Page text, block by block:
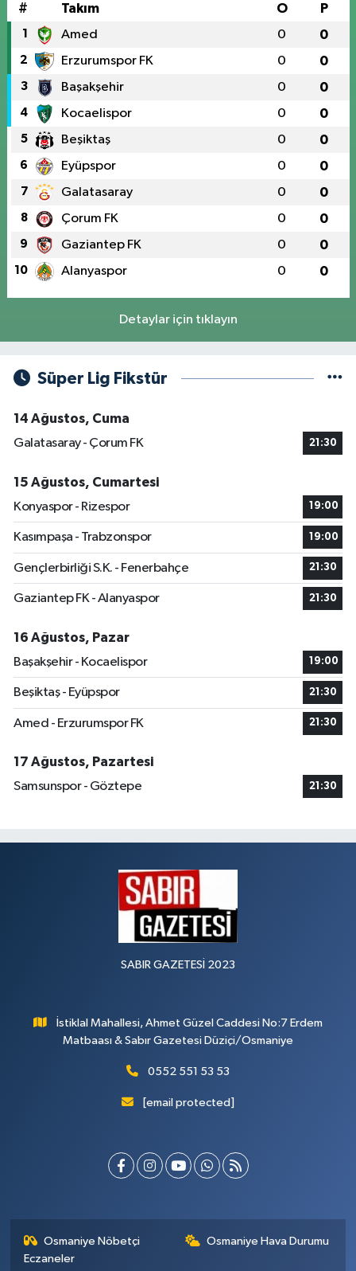
# Takım O P
1 Amed 0 0
2 Erzurumspor FK 0 0
3 Başakşehir 0 0
4 Kocaelispor 0 0
5 Beşiktaş 0 0
6 Eyüpspor 0 0
7 Galatasaray 0 0
8 Çorum FK 0 0
9 Gaziantep FK 0 0
10 Alanyaspor 0 0
Detaylar için tıklayın
Süper Lig Fikstür
14 Ağustos, Cuma
Galatasaray - Çorum FK
21:30
15 Ağustos, Cumartesi
Konyaspor - Rizespor
19:00
Kasımpaşa - Trabzonspor 19:00
Gençlerbirliği S.K. - Fenerbahçe 21:30
Gaziantep FK - Alanyaspor 21:30
16 Ağustos, Pazar
Başakşehir - Kocaelispor
19:00
Beşiktaş - Eyüpspor 21:30
Amed - Erzurumspor FK 21:30
17 Ağustos, Pazartesi
Samsunspor - Göztepe
21:30
SABIR GAZETESİ 2023
İstiklal Mahallesi, Ahmet Güzel Caddesi No:7 Erdem
Matbaası & Sabır Gazetesi Düziçi/Osmaniye
0552 551 53 53
[email protected]
Osmaniye Nöbetçi
Eczaneler
Osmaniye Hava Durumu